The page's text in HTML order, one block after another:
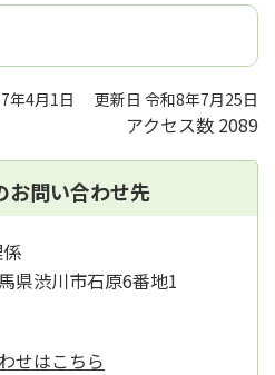
年4月1日 更新日 令和8年7月25日
アクセス数 2089
お問い合わせ先
県渋川市石原6番地1
せはこちら